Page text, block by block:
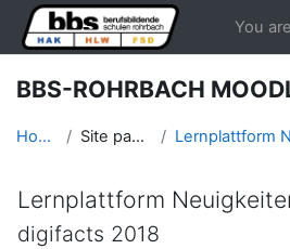
Skip to main content
You
BBS-ROHRBACH
Home Site pages
Lernplattform
digifacts 2018